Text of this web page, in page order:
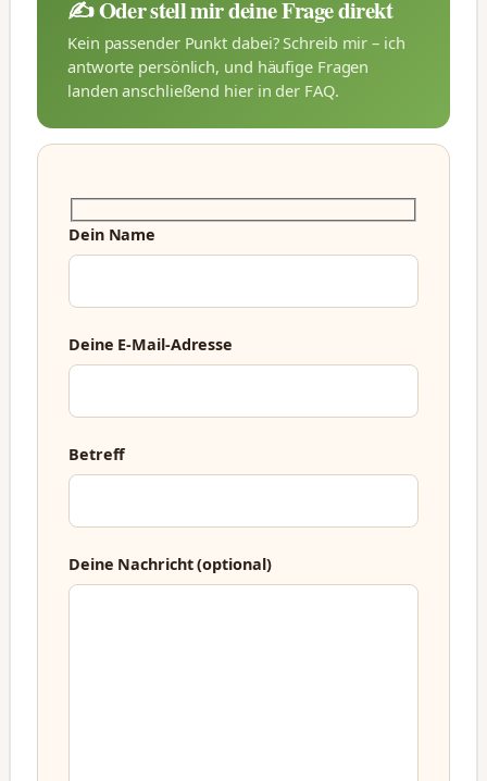
✍️ Oder stell mir deine Frage direkt
Kein passender Punkt dabei? Schreib mir – ich
antworte persönlich, und häufige Fragen
landen anschließend hier in der FAQ.
Dein Name
Deine E-Mail-Adresse
Betreff
Deine Nachricht (optional)